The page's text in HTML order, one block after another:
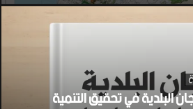
البلدية في تحقيق التنمية